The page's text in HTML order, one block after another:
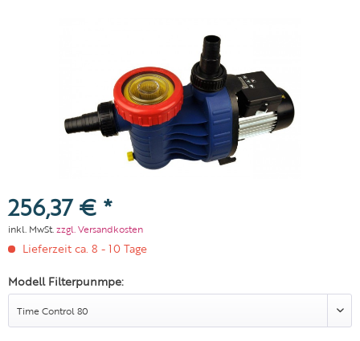
256,37 € *
inkl. MwSt. zzgl. Versandkosten
Lieferzeit ca. 8 - 10 Tage
Modell Filterpunmpe: